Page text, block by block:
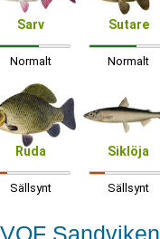
Sarv
Normalt
Sutare
Normalt
Ruda
Sällsynt
Siklöja
Sällsynt
Sandviken